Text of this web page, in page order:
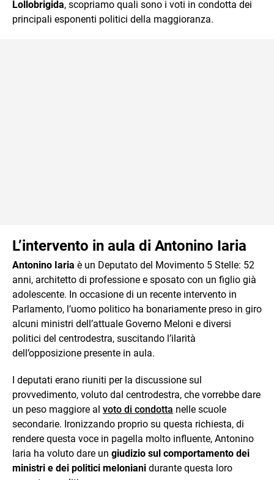
Lollobrigida, scopriamo quali sono i voti in condotta dei
principali esponenti politici della maggioranza.
L’intervento in aula di Antonino Iaria
Antonino Iaria è un Deputato del Movimento 5 Stelle: 52
anni, architetto di professione e sposato con un figlio già
adolescente. In occasione di un recente intervento in
Parlamento, l’uomo politico ha bonariamente preso in giro
alcuni ministri dell’attuale Governo Meloni e diversi
politici del centrodestra, suscitando l’ilarità
dell’opposizione presente in aula.
I deputati erano riuniti per la discussione sul
provvedimento, voluto dal centrodestra, che vorrebbe dare
un peso maggiore al voto di condotta nelle scuole
secondarie. Ironizzando proprio su questa richiesta, di
rendere questa voce in pagella molto influente, Antonino
Iaria ha voluto dare un giudizio sul comportamento dei
ministri e dei politici meloniani durante questa loro